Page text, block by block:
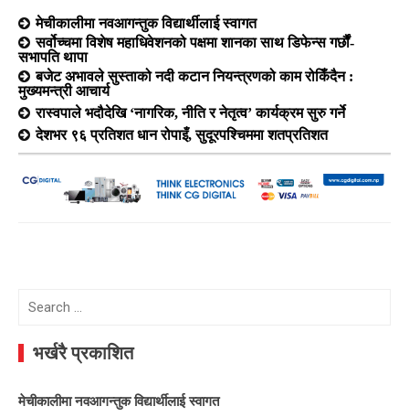
मेचीकालीमा नवआगन्तुक विद्यार्थीलाई स्वागत
सर्वोच्चमा विशेष महाधिवेशनको पक्षमा शानका साथ डिफेन्स गर्छौं-
सभापति थापा
बजेट अभावले सुस्ताको नदी कटान नियन्त्रणको काम रोकिँदैन :
मुख्यमन्त्री आचार्य
रास्वपाले भदौदेखि ‘नागरिक, नीति र नेतृत्व’ कार्यक्रम सुरु गर्ने
देशभर ९६ प्रतिशत धान रोपाइँ, सुदूरपश्चिममा शतप्रतिशत
Search
भर्खरै प्रकाशित
मेचीकालीमा नवआगन्तुक विद्यार्थीलाई स्वागत